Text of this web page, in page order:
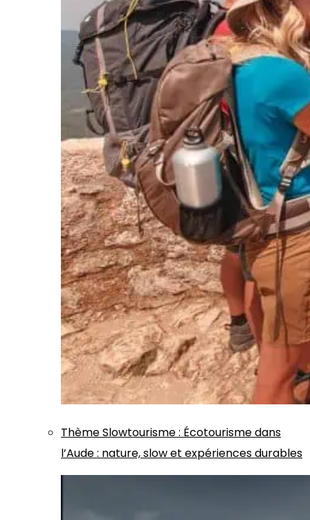
ThèmeSlowtourisme: Écotourisme dans
l’Aude : nature, slow et expériences durables